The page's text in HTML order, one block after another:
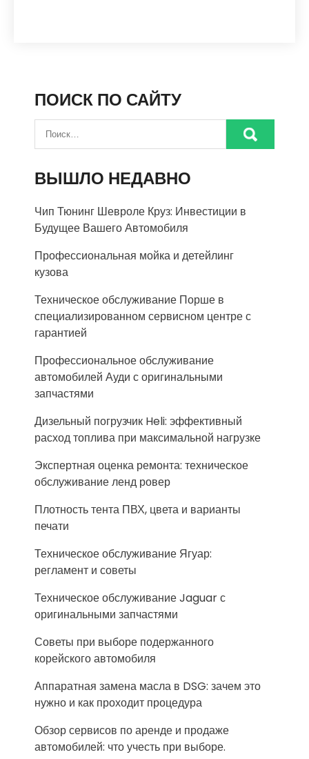
ПОИСК ПО САЙТУ
ВЫШЛО НЕДАВНО
Чип Тюнинг Шевроле Круз: Инвестиции в
Будущее Вашего Автомобиля
Профессиональная мойка и детейлинг
кузова
Техническое обслуживание Порше в
специализированном сервисном центре с
гарантией
Профессиональное обслуживание
автомобилей Ауди с оригинальными
запчастями
Дизельный погрузчик Heli: эффективный
расход топлива при максимальной нагрузке
Экспертная оценка ремонта: техническое
обслуживание ленд ровер
Плотность тента ПВХ, цвета и варианты
печати
Техническое обслуживание Ягуар:
регламент и советы
Техническое обслуживание Jaguar с
оригинальными запчастями
Советы при выборе подержанного
корейского автомобиля
Аппаратная замена масла в DSG: зачем это
нужно и как проходит процедура
Обзор сервисов по аренде и продаже
автомобилей: что учесть при выборе.